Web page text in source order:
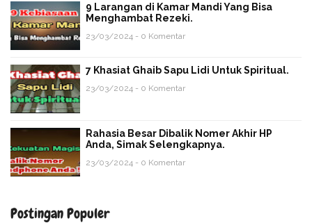
9 Larangan di Kamar Mandi Yang Bisa
Menghambat Rezeki.
23/03/2024 - 0 Komentar
7 Khasiat Ghaib Sapu Lidi Untuk Spiritual.
23/03/2024 - 0 Komentar
Rahasia Besar Dibalik Nomer Akhir HP
Anda, Simak Selengkapnya.
23/03/2024 - 0 Komentar
Postingan Populer